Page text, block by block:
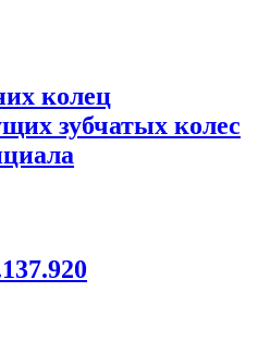
колец
зубчатых колес